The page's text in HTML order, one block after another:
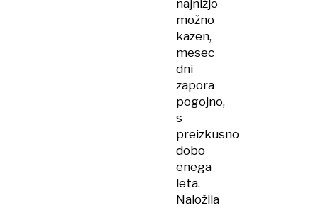
najnižjo
možno
kazen,
mesec
dni
zapora
pogojno,
s
preizkusno
dobo
enega
leta.
Naložila